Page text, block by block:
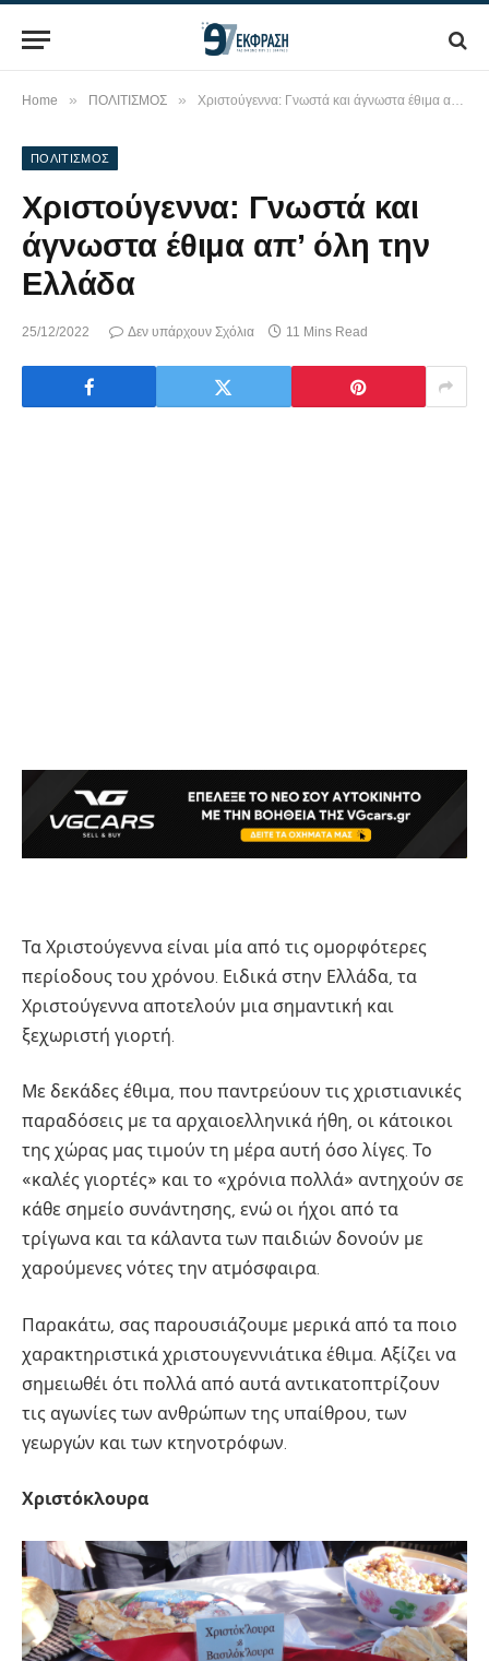
Home » ΠΟΛΙΤΙΣΜΟΣ » Χριστούγεννα: Γνωστά και άγνωστα έθιμα απ’ όλη την Ελλάδα
ΠΟΛΙΤΙΣΜΟΣ
Χριστούγεννα: Γνωστά και
άγνωστα έθιμα απ’ όλη την
Ελλάδα
25/12/2022 Δεν υπάρχουν Σχόλια 11 Mins Read
Τα Χριστούγεννα είναι μία από τις ομορφότερες
περίοδους του χρόνου. Ειδικά στην Ελλάδα, τα
Χριστούγεννα αποτελούν μια σημαντική και
ξεχωριστή γιορτή.
Με δεκάδες έθιμα, που παντρεύουν τις χριστιανικές
παραδόσεις με τα αρχαιοελληνικά ήθη, οι κάτοικοι
της χώρας μας τιμούν τη μέρα αυτή όσο λίγες. Το
«καλές γιορτές» και το «χρόνια πολλά» αντηχούν σε
κάθε σημείο συνάντησης, ενώ οι ήχοι από τα
τρίγωνα και τα κάλαντα των παιδιών δονούν με
χαρούμενες νότες την ατμόσφαιρα.
Παρακάτω, σας παρουσιάζουμε μερικά από τα ποιο
χαρακτηριστικά χριστουγεννιάτικα έθιμα. Αξίζει να
σημειωθέι ότι πολλά από αυτά αντικατοπτρίζουν
τις αγωνίες των ανθρώπων της υπαίθρου, των
γεωργών και των κτηνοτρόφων.
Χριστόκλουρα